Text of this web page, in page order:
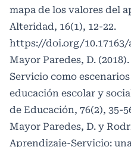
mapa de los valores del
Alteridad, 16(1), 12-22.
https://doi.org/10.17163/
Mayor Paredes, D.
Servicio como
educación escolar y
de Educación, 76(2), 35-
Mayor Paredes, D. y
Aprendizaje-Servicio: